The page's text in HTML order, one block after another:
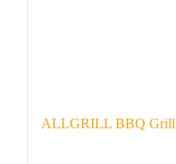
ALLGRILL BBQ